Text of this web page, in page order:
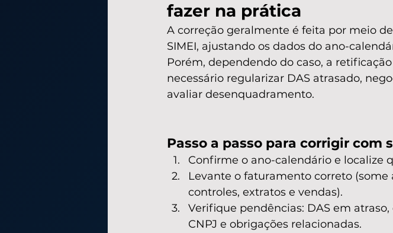
fazer na prática
A correção geralmente é feita por meio
SIMEI, ajustando os dados do ano-
Porém, dependendo do caso, a
necessário regularizar DAS atrasado,
avaliar desenquadramento.
Passo a passo para corrigir com
Confirme o ano-calendário e localize
Levante o faturamento correto
controles, extratos e vendas).
Verifique pendências: DAS em
CNPJ e obrigações relacionadas.